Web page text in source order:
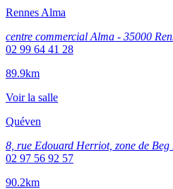
Rennes Alma
centre commercial Alma - 35000
02 99 64 41 28
89.9km
Voir la salle
Quéven
8, rue Edouard Herriot, zone de
02 97 56 92 57
90.2km